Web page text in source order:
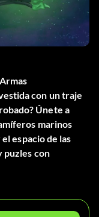
con un traje
Únete a
marinos
espacio de las
puzles con